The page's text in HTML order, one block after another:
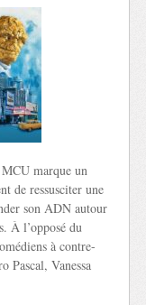
marque un
de ressusciter une
son ADN autour
À l’opposé du
à contre-
Pascal, Vanessa